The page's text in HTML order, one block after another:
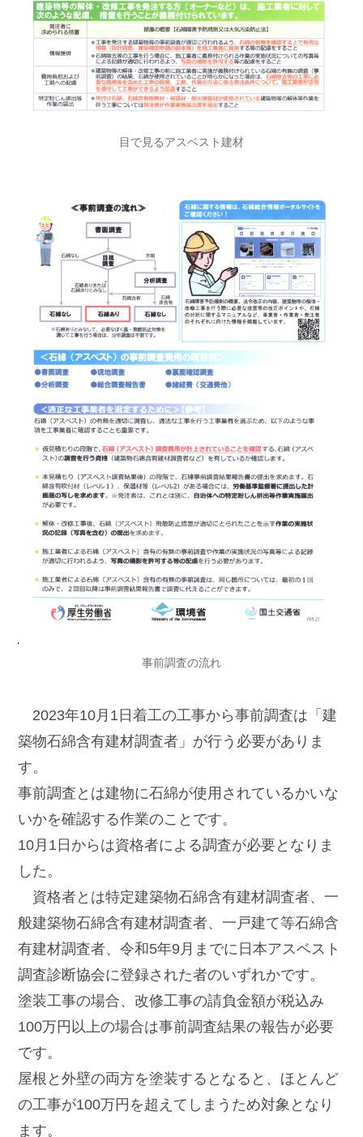
目で見るアスベスト建材
事前調査の流れ
2023年10月1日着工の工事から事前調査は「建
築物石綿含有建材調査者」が行う必要がありま
す。
事前調査とは建物に石綿が使用されているかいな
いかを確認する作業のことです。
10月1日からは資格者による調査が必要となりま
した。
資格者とは特定建築物石綿含有建材調査者、一
般建築物石綿含有建材調査者、一戸建て等石綿含
有建材調査者、令和5年9月までに日本アスベスト
調査診断協会に登録された者のいずれかです。
塗装工事の場合、改修工事の請負金額が税込み
100万円以上の場合は事前調査結果の報告が必要
です。
屋根と外壁の両方を塗装するとなると、ほとんど
の工事が100万円を超えてしまうため対象となり
ます。